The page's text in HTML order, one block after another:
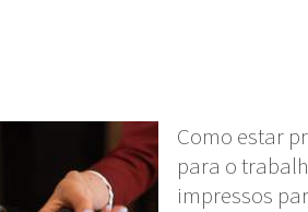
Como estar
para o
impressos